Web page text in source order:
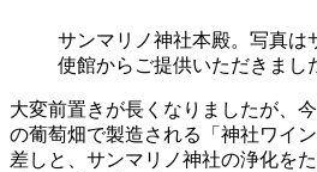
サンマリノ神社本殿。写真は
使館からご提供いただきまし
大変前置きが長くなりましたが、
の葡萄畑で製造される「神社ワイ
差しと、サンマリノ神社の浄化を